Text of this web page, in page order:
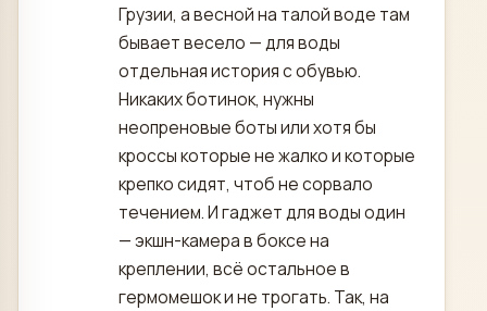
Грузии, а весной на талой воде там
бывает весело — для воды
отдельная история с обувью.
Никаких ботинок, нужны
неопреновые боты или хотя бы
кроссы которые не жалко и которые
крепко сидят, чтоб не сорвало
течением. И гаджет для воды один
— экшн-камера в боксе на
креплении, всё остальное в
гермомешок и не трогать. Так, на